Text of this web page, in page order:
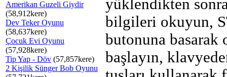
Amerikan Guzeli Giydir
(58,912kere)
Dev Teker Oyunu
(58,637kere)
Çocuk Evi Oyunu
(57,928kere)
Tip Yap - Döv (57,857kere)
2 Kişilik Sünger Bob Oyunu
yüklendikten
bilgileri okuyun,
butonuna basarak
başlayın,